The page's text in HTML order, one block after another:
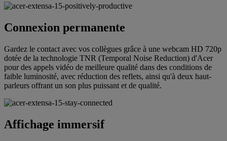
Connexion permanente
Gardez le contact avec vos collègues grâce à une webcam HD 720p
dotée de la technologie TNR (Temporal Noise Reduction) d'Acer
pour des appels vidéo de meilleure qualité dans des conditions de
faible luminosité, avec réduction des reflets, ainsi qu'à deux haut-
parleurs offrant un son plus puissant et de qualité.
Affichage immersif